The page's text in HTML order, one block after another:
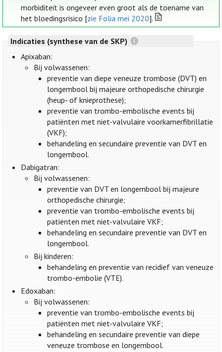
morbiditeit is ongeveer even groot als de toename van
het bloedingsrisico [zie Folia mei 2020].
Indicaties (synthese van de SKP)
Apixaban:
Bij volwassenen:
preventie van diepe veneuze trombose (DVT) en
longembool bij majeure orthopedische chirurgie
(heup- of knieprothese);
preventie van trombo-embolische events bij
patiënten met niet-valvulaire voorkamerfibrillatie
(VKF);
behandeling en secundaire preventie van DVT en
longembool.
Dabigatran:
Bij volwassenen:
preventie van DVT en longembool bij majeure
orthopedische chirurgie;
preventie van trombo-embolische events bij
patiënten met niet-valvulaire VKF;
behandeling en secundaire preventie van DVT en
longembool.
Bij kinderen:
behandeling en preventie van recidief van veneuze
trombo-embolie (VTE).
Edoxaban:
Bij volwassenen:
preventie van trombo-embolische events bij
patiënten met niet-valvulaire VKF;
behandeling en secundaire preventie van diepe
veneuze trombose en longembool.